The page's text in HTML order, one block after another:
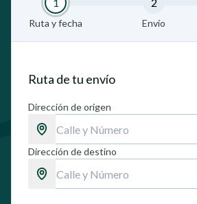
Ruta y fecha Envío
Ruta de tu envío
Dirección de origen
Dirección de destino